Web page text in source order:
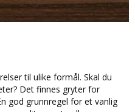
til ulike formål. Skal du
Det finnes gryter for
god grunnregel for et vanlig